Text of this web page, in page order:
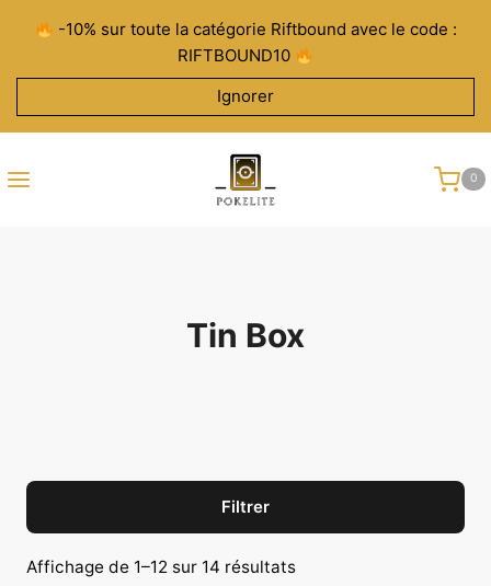
contenu
-10% sur toute la catégorie Riftbound avec le code :
RIFTBOUND10
Ignorer
0
Tin Box
Filtrer
Affichage de 1–12 sur 14 résultats